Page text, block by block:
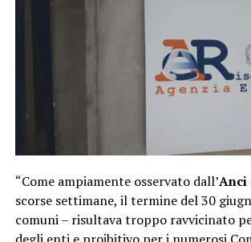
“Come ampiamente osservato dall’Anci
scorse settimane, il termine del 30
comuni – risultava troppo ravvicinato
degli enti e proibitivo per i numerosi